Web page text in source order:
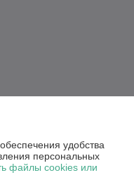
удобства
персональных
файлы cookies или